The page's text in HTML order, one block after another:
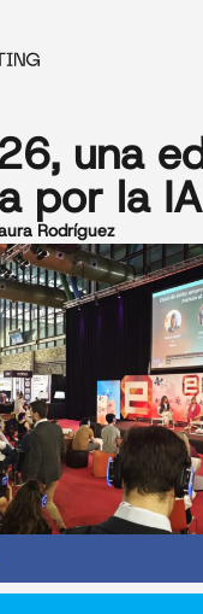
una
por la IA
Rodríguez